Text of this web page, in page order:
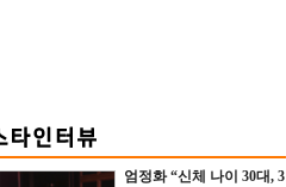
엄정화 “신체 나이 30대, 3